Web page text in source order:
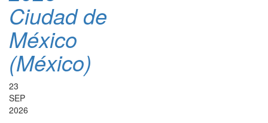
Ciudad de
México
(México)
23
SEP
2026